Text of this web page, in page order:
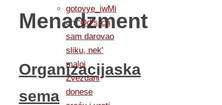
Menadzment
Organizacijaska
sema
gotovye_iwMi
on “Od srca
sam darovao
sliku, nek’
maloj
Zvezdani
donese